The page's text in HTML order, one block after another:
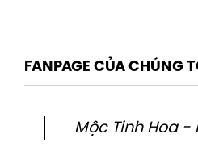
FANPAGE CỦA CHÚNG
Mộc Tinh Hoa -